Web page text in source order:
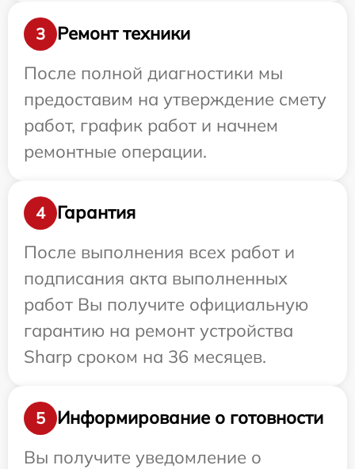
3
Ремонт техники
После полной диагностики мы
предоставим на утверждение смету
работ, график работ и начнем
ремонтные операции.
4
Гарантия
После выполнения всех работ и
подписания акта выполненных
работ Вы получите официальную
гарантию на ремонт устройства
Sharp сроком на 36 месяцев.
5
Информирование о готовности
Вы получите уведомление о